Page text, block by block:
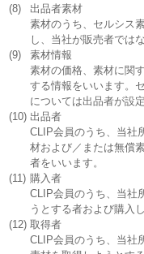
(8)
出品者素材
素材のうち、セルシス
し、当社が販売者では
(9)
素材情報
素材の価格、素材に関
する情報をいいます。
については出品者が設
(10) 出品者
CLIP会員のうち、当社
材および／または無償
者をいいます。
(11) 購入者
CLIP会員のうち、当社
うとする者および購入
(12) 取得者
CLIP会員のうち、当社